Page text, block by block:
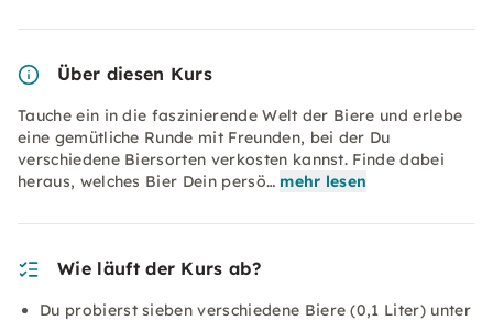
Über diesen Kurs
Tauche ein in die faszinierende Welt der Biere und erlebe
eine gemütliche Runde mit Freunden, bei der Du
verschiedene Biersorten verkosten kannst. Finde dabei
heraus, welches Bier Dein persö… mehr lesen
Wie läuft der Kurs ab?
Du probierst sieben verschiedene Biere (0,1 Liter) unter